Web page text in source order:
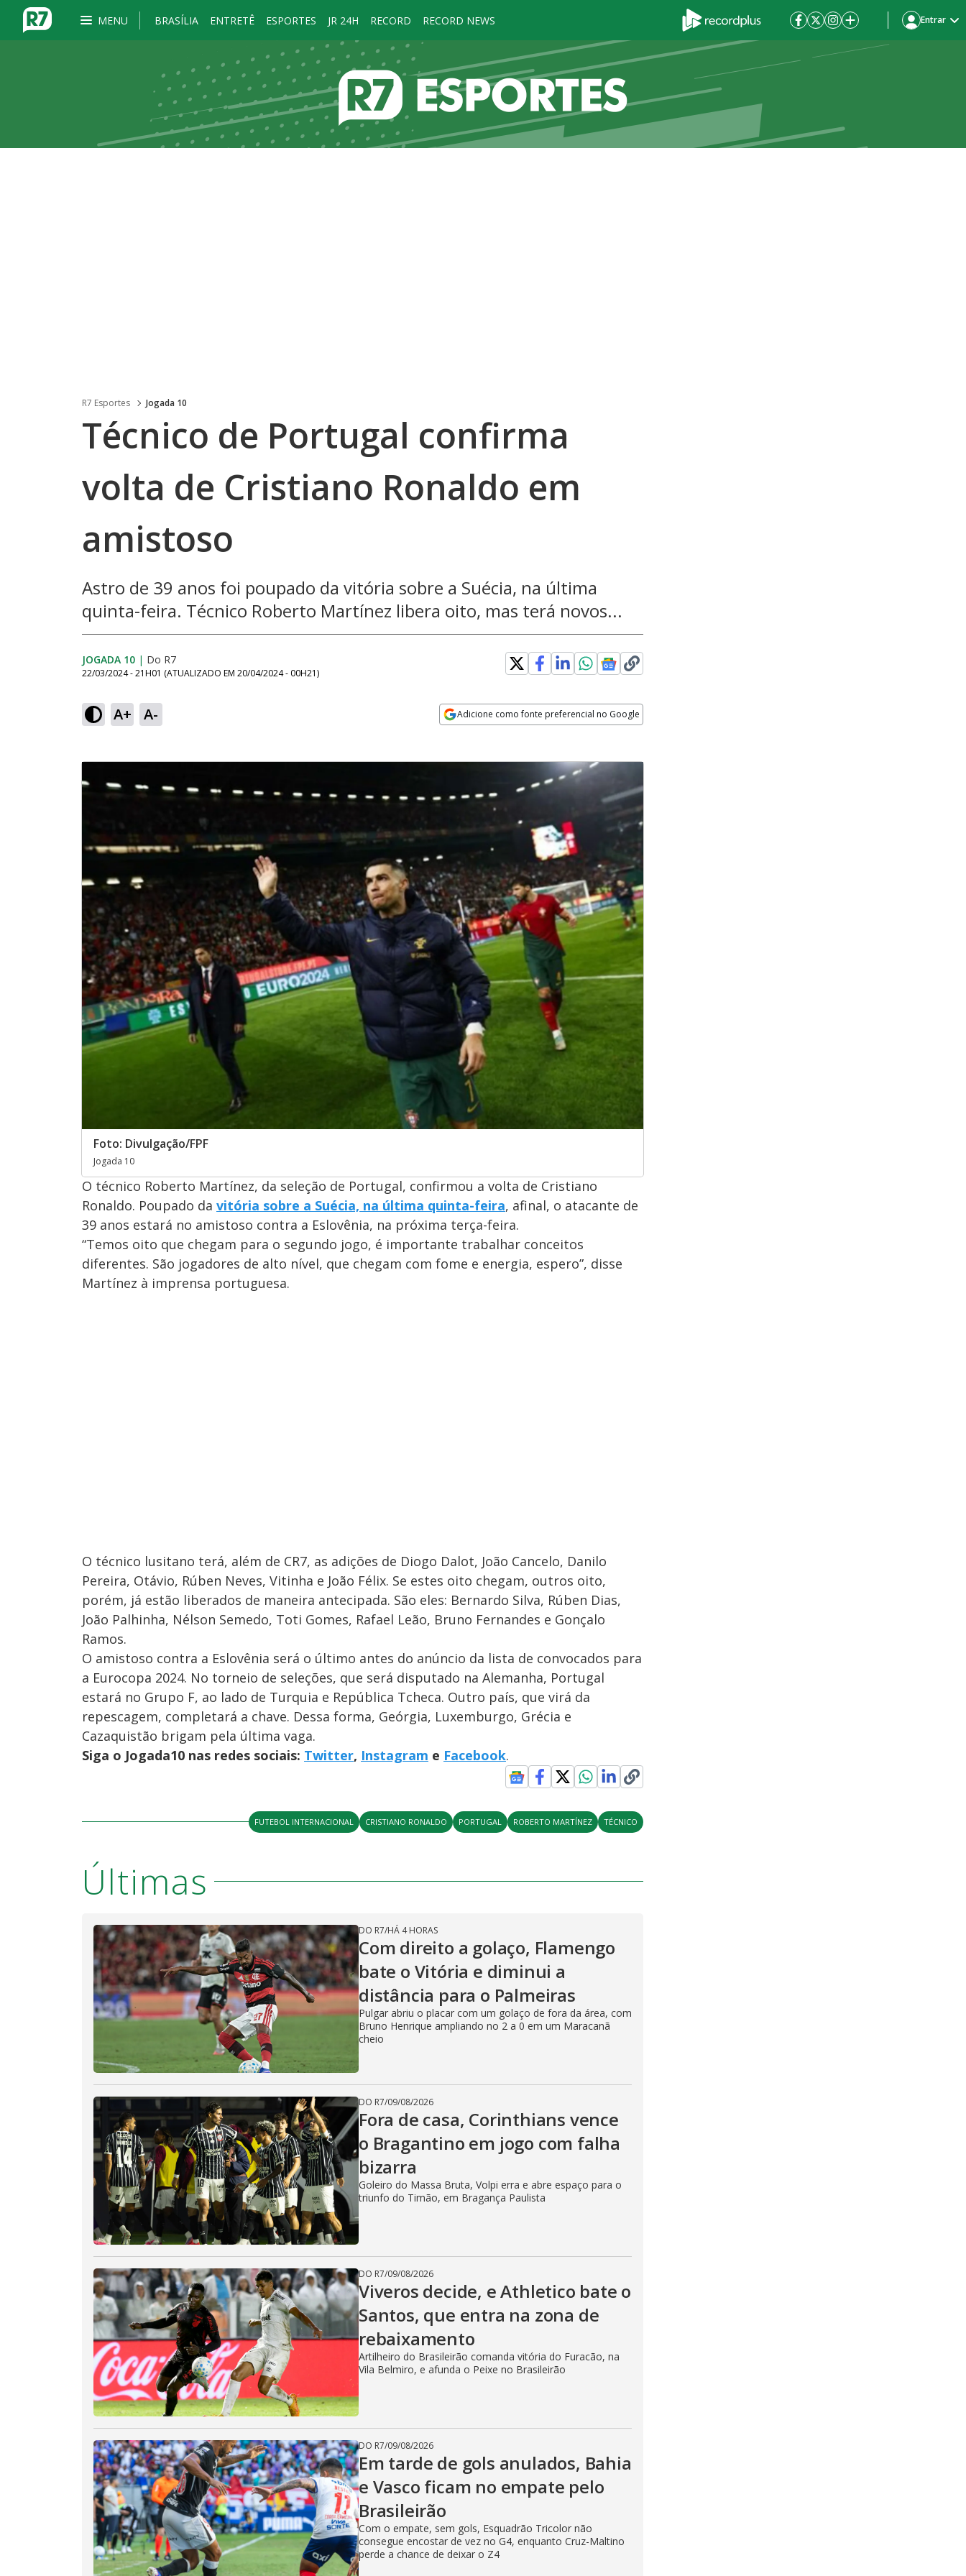
MENU BRASÍLIA ENTRETÊ ESPORTES JR 24H RECORD RECORD NEWS Entrar
R7 Esportes Jogada 10
Técnico de Portugal confirma
volta de Cristiano Ronaldo em
amistoso
Astro de 39 anos foi poupado da vitória sobre a Suécia, na última
quinta-feira. Técnico Roberto Martínez libera oito, mas terá novos...
JOGADA 10 | Do R7
22/03/2024 - 21H01 (ATUALIZADO EM 20/04/2024 - 00H21)
A+ A- Adicione como fonte preferencial no Google
Foto: Divulgação/FPF
Jogada 10
O técnico Roberto Martínez, da seleção de Portugal, confirmou a volta de Cristiano
Ronaldo. Poupado da vitória sobre a Suécia, na última quinta-feira, afinal, o atacante de
39 anos estará no amistoso contra a Eslovênia, na próxima terça-feira.
“Temos oito que chegam para o segundo jogo, é importante trabalhar conceitos
diferentes. São jogadores de alto nível, que chegam com fome e energia, espero”, disse
Martínez à imprensa portuguesa.
O técnico lusitano terá, além de CR7, as adições de Diogo Dalot, João Cancelo, Danilo
Pereira, Otávio, Rúben Neves, Vitinha e João Félix. Se estes oito chegam, outros oito,
porém, já estão liberados de maneira antecipada. São eles: Bernardo Silva, Rúben Dias,
João Palhinha, Nélson Semedo, Toti Gomes, Rafael Leão, Bruno Fernandes e Gonçalo
Ramos.
O amistoso contra a Eslovênia será o último antes do anúncio da lista de convocados para
a Eurocopa 2024. No torneio de seleções, que será disputado na Alemanha, Portugal
estará no Grupo F, ao lado de Turquia e República Tcheca. Outro país, que virá da
repescagem, completará a chave. Dessa forma, Geórgia, Luxemburgo, Grécia e
Cazaquistão brigam pela última vaga.
Siga o Jogada10 nas redes sociais: Twitter, Instagram e Facebook.
FUTEBOL INTERNACIONAL CRISTIANO RONALDO PORTUGAL ROBERTO MARTÍNEZ TÉCNICO
Últimas
DO R7/HÁ 4 HORAS
Com direito a golaço, Flamengo
bate o Vitória e diminui a
distância para o Palmeiras
Pulgar abriu o placar com um golaço de fora da área, com
Bruno Henrique ampliando no 2 a 0 em um Maracanã
cheio
DO R7/09/08/2026
Fora de casa, Corinthians vence
o Bragantino em jogo com falha
bizarra
Goleiro do Massa Bruta, Volpi erra e abre espaço para o
triunfo do Timão, em Bragança Paulista
DO R7/09/08/2026
Viveros decide, e Athletico bate o
Santos, que entra na zona de
rebaixamento
Artilheiro do Brasileirão comanda vitória do Furacão, na
Vila Belmiro, e afunda o Peixe no Brasileirão
DO R7/09/08/2026
Em tarde de gols anulados, Bahia
e Vasco ficam no empate pelo
Brasileirão
Com o empate, sem gols, Esquadrão Tricolor não
consegue encostar de vez no G4, enquanto Cruz-Maltino
perde a chance de deixar o Z4